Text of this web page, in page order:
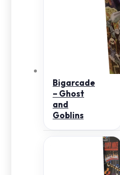
Bigarcade
– Ghost
and
Goblins